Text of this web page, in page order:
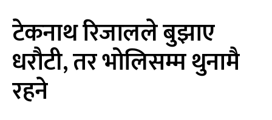
टेकनाथ रिजालले बुझाए
धरौटी, तर भोलिसम्म थुनामै
रहने